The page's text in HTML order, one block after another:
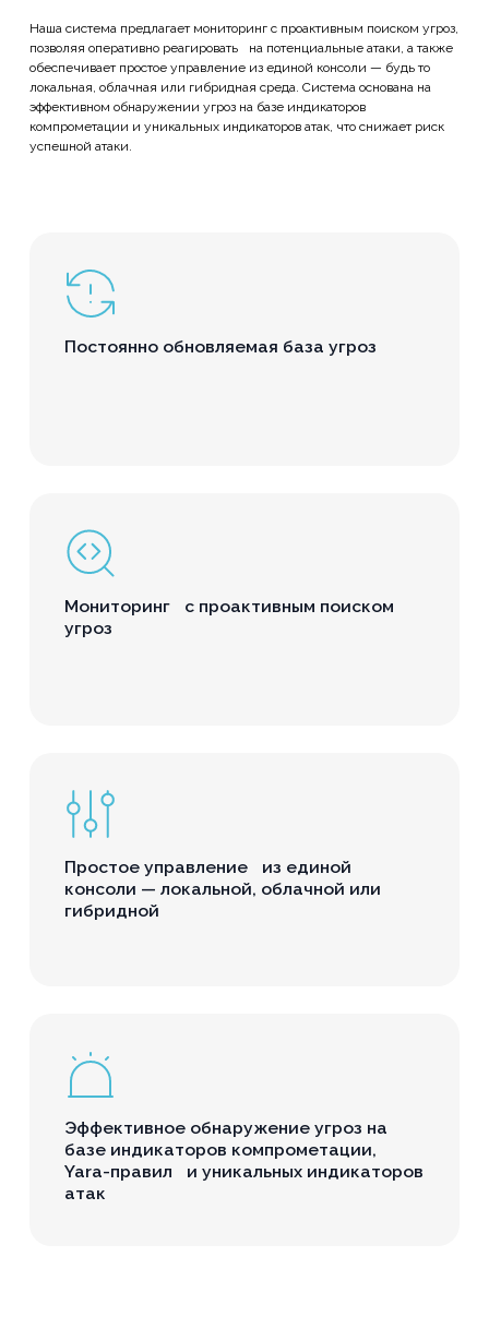
Наша система предлагает мониторинг с проактивным поиском угроз,
позволяя оперативно реагировать на потенциальные атаки, а также
обеспечивает простое управление из единой консоли — будь то
локальная, облачная или гибридная среда. Система основана на
эффективном обнаружении угроз на базе индикаторов
компрометации и уникальных индикаторов атак, что снижает риск
успешной атаки.
Постоянно обновляемая база угроз
Мониторинг с проактивным поиском
угроз
Простое управление из единой
консоли — локальной, облачной или
гибридной
Эффективное обнаружение угроз на
базе индикаторов компрометации,
Yara-правил и уникальных индикаторов
атак